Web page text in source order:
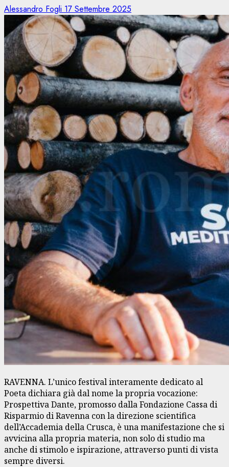
Alessandro Fogli 17 Settembre 2025
RAVENNA. L’unico festival interamente dedicato al
Poeta dichiara già dal nome la propria vocazione:
Prospettiva Dante, promosso dalla Fondazione Cassa di
Risparmio di Ravenna con la direzione scientifica
dell’Accademia della Crusca, è una manifestazione che si
avvicina alla propria materia, non solo di studio ma
anche di stimolo e ispirazione, attraverso punti di vista
sempre diversi.